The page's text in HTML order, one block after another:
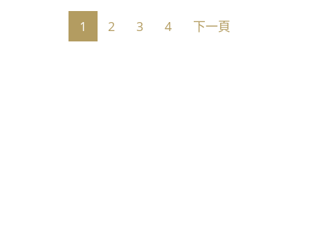
吸》（Breathe）備受矚目。
1 2 3 4 下一頁